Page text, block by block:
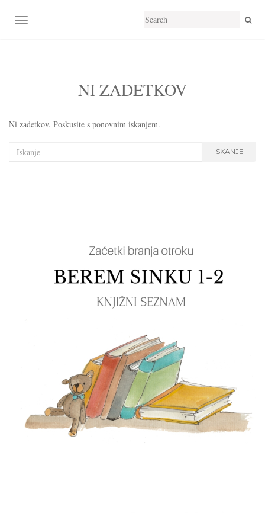
TOGGLE NAVIGATION
NI ZADETKOV
Ni zadetkov. Poskusite s ponovnim iskanjem.
Išči: ISKANJE